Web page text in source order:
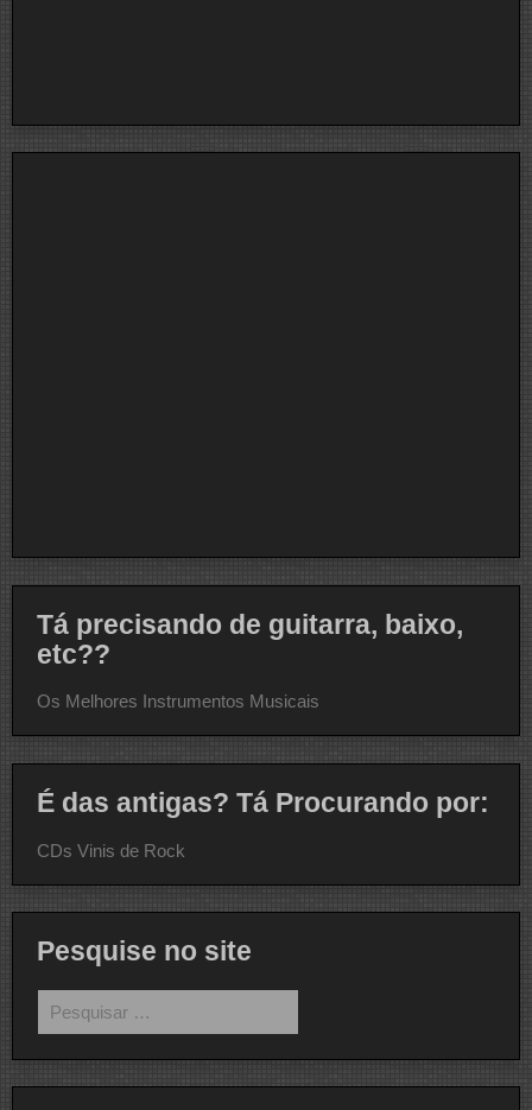
Tá precisando de guitarra, baixo,
etc??
Os Melhores Instrumentos Musicais
É das antigas? Tá Procurando por:
CDs Vinis de Rock
Pesquise no site
por: